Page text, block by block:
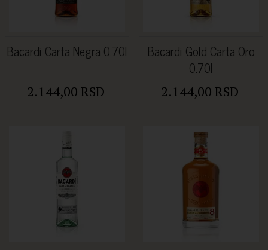
Bacardi Carta Negra 0.70l
2.144,00 RSD
Bacardi Gold Carta Oro
0.70l
2.144,00 RSD